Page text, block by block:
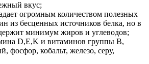
вкус;
огромным количеством полезных
из бесценных источников белка, но в
минимум жиров и углеводов;
D,E,K и витаминов группы В,
фосфор, кобальт, железо, серу,